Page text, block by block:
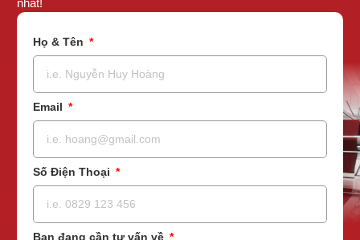
nhất!
Họ & Tên
Email
Số Điện Thoại
Bạn đang cần tư vấn về